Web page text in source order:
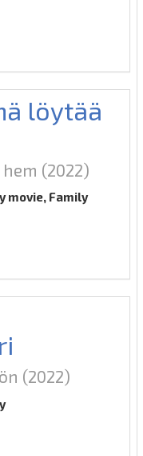
löytää
(2022)
movie, Family
(2022)